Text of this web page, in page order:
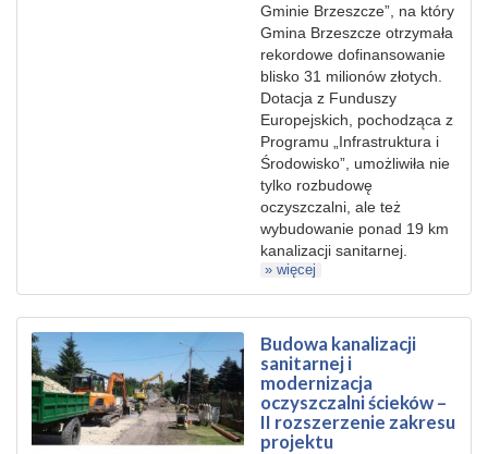
Gminie Brzeszcze”, na który
Gmina Brzeszcze otrzymała
rekordowe dofinansowanie
blisko 31 milionów złotych.
Dotacja z Funduszy
Europejskich, pochodząca z
Programu „Infrastruktura i
Środowisko”, umożliwiła nie
tylko rozbudowę
oczyszczalni, ale też
wybudowanie ponad 19 km
kanalizacji sanitarnej.
» więcej
Budowa kanalizacji
sanitarnej i
modernizacja
oczyszczalni ścieków –
II rozszerzenie zakresu
projektu